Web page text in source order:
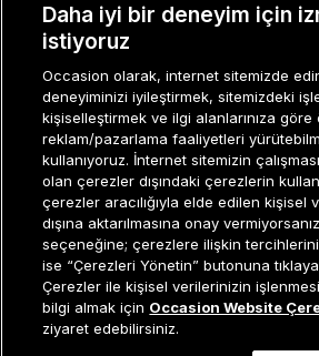
Tükendi
Müşteri İlişkileri0 850 800 01 20
KADIN KATEGORILER
GRUP MARKALAR
ERKEK KATEGORILER
Occasion bir EREN PERAKENDE
Daha iyi bir deneyim için
istiyoruz
Occasion olarak, internet sitemizde
deneyiminizi iyileştirmek, sitemizdeki
kişiselleştirmek ve ilgi alanlarınıza
reklam/pazarlama faaliyetleri
kullanıyoruz. İnternet sitemizin
olan çerezler dışındaki çerezlerin
çerezler aracılığıyla elde edilen kişisel
dışına aktarılmasına onay vermiyorsanız
seçeneğine; çerezlere ilişkin
ise “Çerezleri Yönetin” butonuna
Çerezler ile kişisel verilerinizin
bilgi almak için Occasion Website
ziyaret edebilirsiniz.